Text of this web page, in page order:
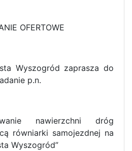
OFERTOWE
Wyszogród zaprasza do
p.n.
nawierzchni dróg
równiarki samojezdnej na
Wyszogród”